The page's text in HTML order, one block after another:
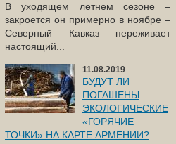
В уходящем летнем сезоне –
закроется он примерно в ноябре –
Северный Кавказ переживает
настоящий...
11.08.2019
БУДУТ ЛИ
ПОГАШЕНЫ
ЭКОЛОГИЧЕСКИЕ
«ГОРЯЧИЕ
ТОЧКИ» НА КАРТЕ АРМЕНИИ?